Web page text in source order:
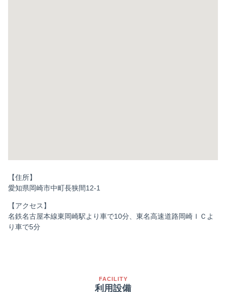
【住所】
愛知県岡崎市中町長狭間12-1
【アクセス】
名鉄名古屋本線東岡崎駅より車で10分、東名高速道路岡崎ＩＣよ
り車で5分
FACILITY
利用設備